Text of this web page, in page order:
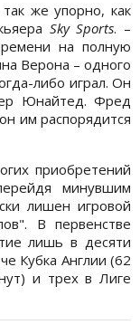
же упорно, как
Sky Sports. –
на полную
Верона – одного
либо играл. Он
Юнайтед. Фред
им распорядится
приобретений
минувшим
лишен игровой
В первенстве
лишь в десяти
Кубка Англии (62
и трех в Лиге